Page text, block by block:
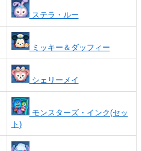
ステラ・ルー
ミッキー＆ダッフィー
シェリーメイ
モンスターズ・インク(セッ
ト)